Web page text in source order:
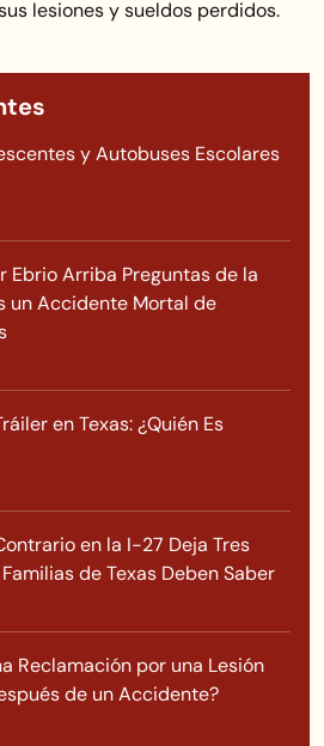
lesiones y sueldos perdidos.
y Autobuses Escolares
Ebrio Arriba Preguntas de la
un Accidente Mortal de
en Texas: ¿Quién Es
en la I-27 Deja Tres
de Texas Deben Saber
Reclamación por una Lesión
de un Accidente?